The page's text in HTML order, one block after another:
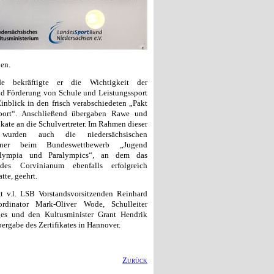
bekräftigte er die Wichtigkeit der
Förderung von Schule und Leistungssport
in den frisch verabschiedeten „Pakt
Anschließend übergaben Rawe und
an die Schulvertreter. Im Rahmen dieser
wurden auch die niedersächsischen
beim Bundeswettbewerb „Jugend
und Paralympics“, an dem das
Corvinianum ebenfalls erfolgreich
geehrt.
v.l. LSB Vorstandsvorsitzenden Reinhard
Mark-Oliver Wode, Schulleiter
und den Kultusminister Grant Hendrik
des Zertifikates in Hannover.
Zurück